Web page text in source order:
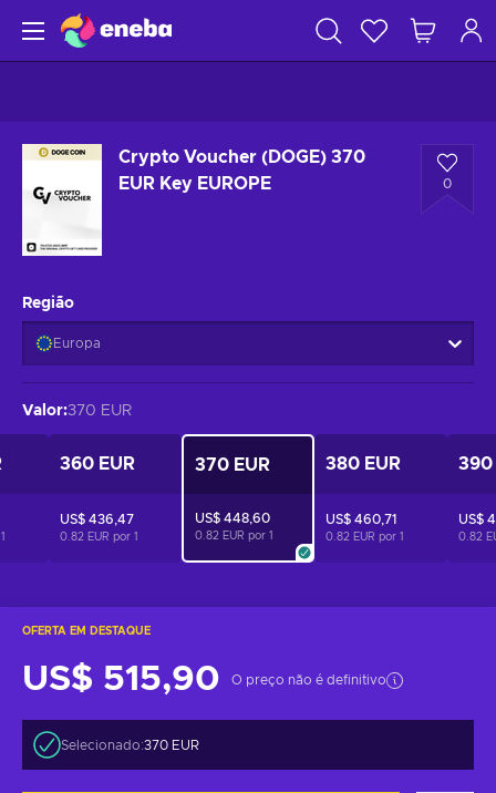
Crypto Voucher (DOGE) 370
EUR Key EUROPE
0
OFERTA EM DESTAQUE
US$ 515,90 O preço não é definitivo
Selecionado:370 EUR
Região
Europa
Valor:370 EUR
1
360 EUR
US$ 436,47
0.82 EUR por 1
370 EUR
US$ 448,60
0.82 EUR por 1
380 EUR
US$ 460,71
0.82 EUR por 1
390
US$
0.82